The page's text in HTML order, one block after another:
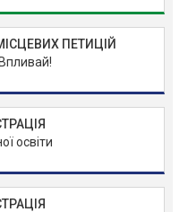
ПЕТИЦІЙ
освіти